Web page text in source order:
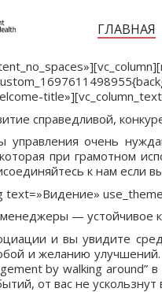
ГЛАВНАЯ
справедливой,
управления очень
при грамотном
к нам если
text=»Видение»
— устойчивое
и вы увидите
и желанию
by walking around”
от вас не